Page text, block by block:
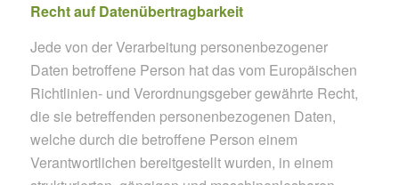
Recht auf Datenübertragbarkeit
Jede von der Verarbeitung personenbezogener
Daten betroffene Person hat das vom Europäischen
Richtlinien- und Verordnungsgeber gewährte Recht,
die sie betreffenden personenbezogenen Daten,
welche durch die betroffene Person einem
Verantwortlichen bereitgestellt wurden, in einem